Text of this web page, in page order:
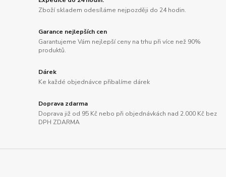
Zboží skladem odesíláme nejpozději do 24 hodin.
Garance nejlepších cen
Garantujeme Vám nejlepší ceny na trhu při více než 90%
produktů.
Dárek
Ke každé objednávce přibalíme dárek
Doprava zdarma
Doprava již od 95 Kč nebo při objednávkách nad 2.000 Kč bez
DPH ZDARMA